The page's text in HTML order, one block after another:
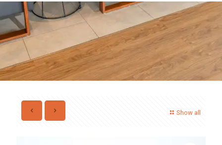
Show all